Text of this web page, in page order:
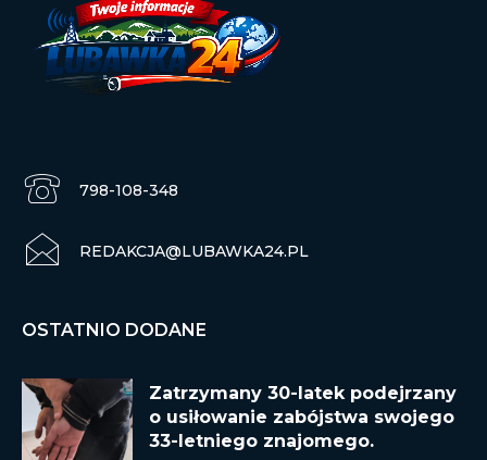
798-108-348
REDAKCJA@LUBAWKA24.PL
OSTATNIO DODANE
Zatrzymany 30-latek podejrzany
o usiłowanie zabójstwa swojego
33-letniego znajomego.